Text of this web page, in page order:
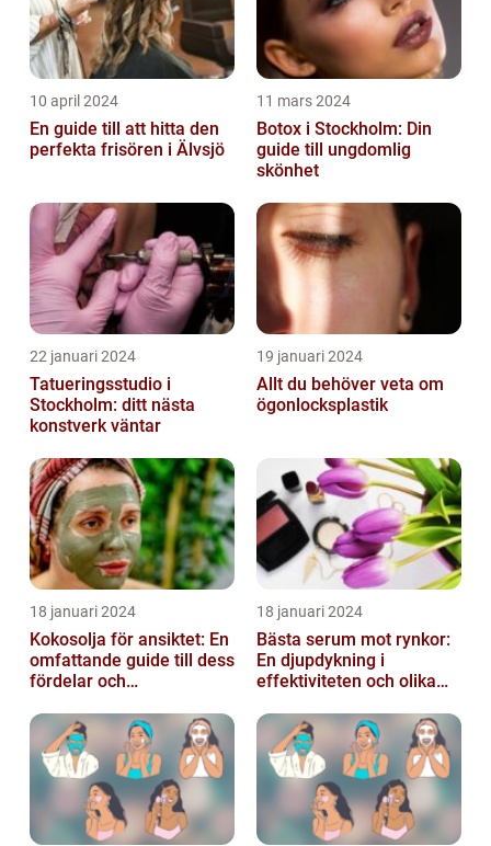
10 april 2024
En guide till att hitta den
perfekta frisören i Älvsjö
11 mars 2024
Botox i Stockholm: Din
guide till ungdomlig
skönhet
22 januari 2024
Tatueringsstudio i
Stockholm: ditt nästa
konstverk väntar
19 januari 2024
Allt du behöver veta om
ögonlocksplastik
18 januari 2024
Kokosolja för ansiktet: En
omfattande guide till dess
fördelar och
18 januari 2024
Bästa serum mot rynkor:
En djupdykning i
effektiviteten och olika